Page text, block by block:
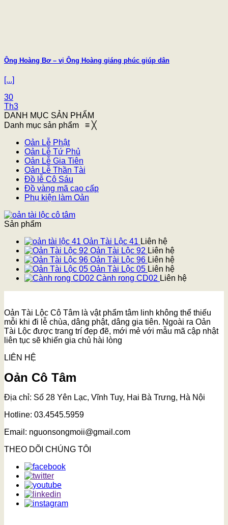
Ông Hoàng Bơ – vị Ông Hoàng giáng phúc giúp dân
[...]
30
Th3
DANH MỤC SẢN PHẨM
Danh mục sản phẩm ≡ ╳
Oản Lễ Phật
Oản Lễ Tứ Phủ
Oản Lễ Gia Tiên
Oản Lễ Thần Tài
Đồ lễ Cô Sáu
Đồ vàng mã cao cấp
Phụ kiện làm Oản
Sản phẩm
Oản Tài Lộc 41 Liên hệ
Oản Tài Lộc 92 Liên hệ
Oản Tài Lộc 96 Liên hệ
Oản Tài Lộc 05 Liên hệ
Cành rong CD02 Liên hệ
Oản Tài Lộc Cô Tâm là vật phẩm tâm linh không thể thiếu
mỗi khi đi lễ chùa, dâng phật, dâng gia tiên. Ngoài ra Oản
Tài Lộc được trang trí đẹp đẽ, mới mẻ với mẫu mã cập nhật
liên tục sẽ khiến gia chủ hài lòng
LIÊN HỆ
Oản Cô Tâm
Địa chỉ: Số 28 Yên Lạc, Vĩnh Tuy, Hai Bà Trưng, Hà Nội
Hotline: 03.4545.5959
Email: nguonsongmoii@gmail.com
THEO DÕI CHÚNG TÔI